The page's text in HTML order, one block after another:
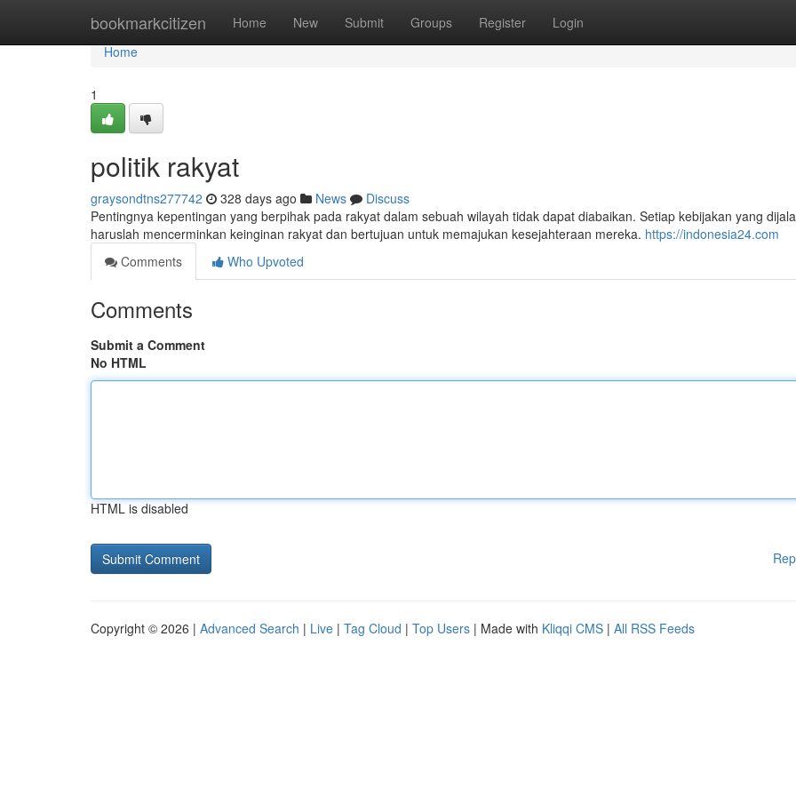
bookmarkcitizen Home New Submit Groups Register Login
Home
Home
1
politik rakyat
graysondtns277742 328 days ago News
Discuss
Pentingnya kepentingan yang berpihak pada rakyat dalam sebuah wilayah tidak dapat diabaikan. Setiap kebijakan yang
haruslah mencerminkan keinginan rakyat dan bertujuan untuk memajukan kesejahteraan mereka. https://indonesia24.com
Comments
Who Upvoted
Comments
Submit a Comment
No HTML
HTML is disabled
Copyright © 2026 | Advanced Search | Live | Tag Cloud | Top Users | Made with Kliqqi CMS | All RSS Feeds